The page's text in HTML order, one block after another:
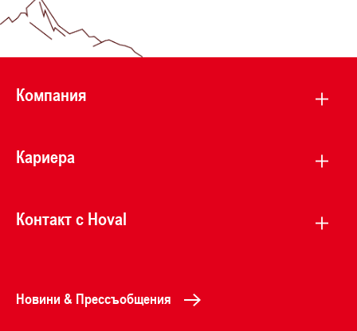
Компания
Кариера
Контакт с Hoval
Новини & Прессъобщения